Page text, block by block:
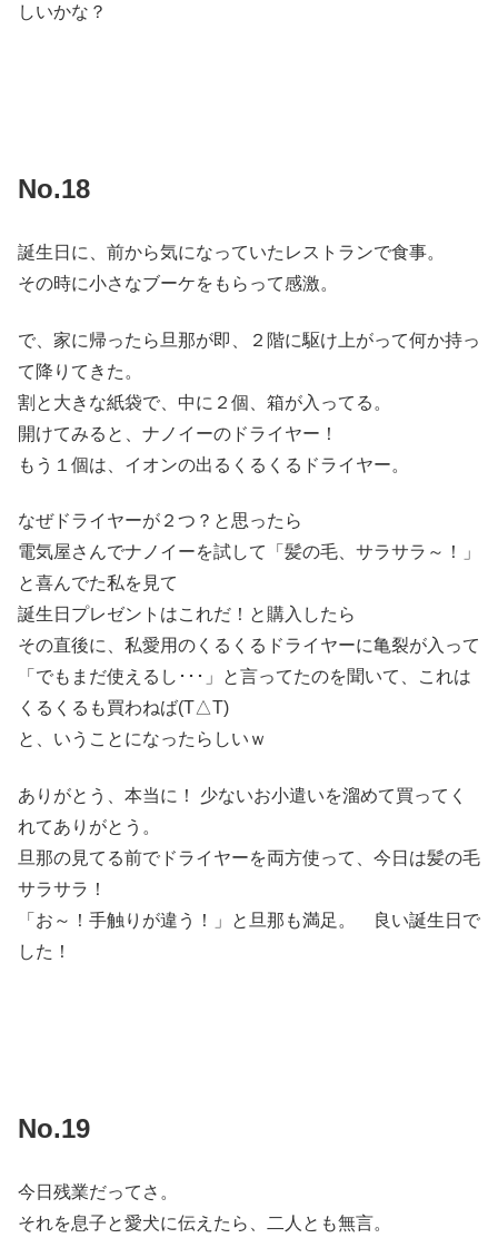
しいかな？
No.18
誕生日に、前から気になっていたレストランで食事。
その時に小さなブーケをもらって感激。
で、家に帰ったら旦那が即、２階に駆け上がって何か持っ
て降りてきた。
割と大きな紙袋で、中に２個、箱が入ってる。
開けてみると、ナノイーのドライヤー！
もう１個は、イオンの出るくるくるドライヤー。
なぜドライヤーが２つ？と思ったら
電気屋さんでナノイーを試して「髪の毛、サラサラ～！」
と喜んでた私を見て
誕生日プレゼントはこれだ！と購入したら
その直後に、私愛用のくるくるドライヤーに亀裂が入って
「でもまだ使えるし･･･」と言ってたのを聞いて、これは
くるくるも買わねば(T△T)
と、いうことになったらしいｗ
ありがとう、本当に！ 少ないお小遣いを溜めて買ってく
れてありがとう。
旦那の見てる前でドライヤーを両方使って、今日は髪の毛
サラサラ！
「お～！手触りが違う！」と旦那も満足。 良い誕生日で
した！
No.19
今日残業だってさ。
それを息子と愛犬に伝えたら、二人とも無言。